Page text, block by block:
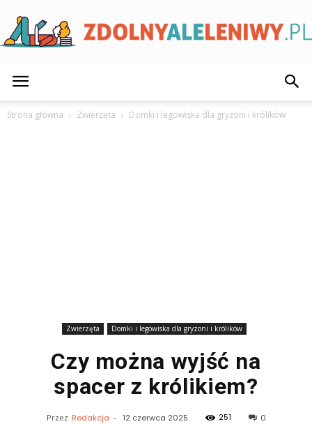
Strona główna Zwierzęta Domki i legowiska dla gryzoni i królików
Zwierzęta Domki i legowiska dla gryzoni i królików
Czy można wyjść na
spacer z królikiem?
Przez Redakcja - 12 czerwca 2025 251 0